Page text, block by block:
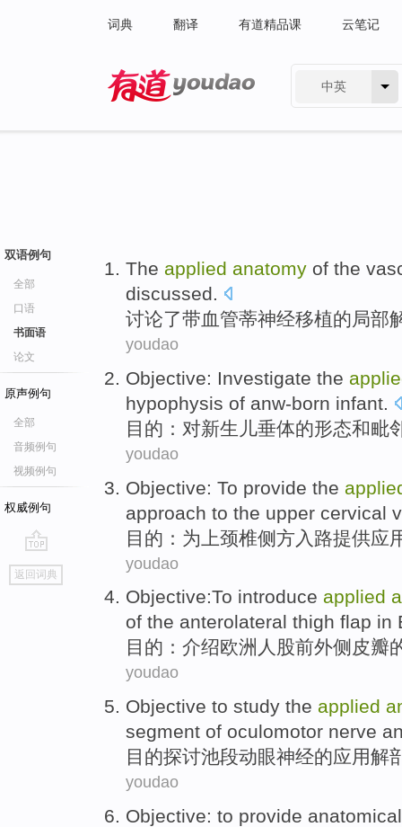
词典 翻译 有道精品课 云笔记
中英
双语例句
全部
口语
书面语
论文
原声例句
全部
音频例句
视频例句
权威例句
go
top
返回词典
The applied anatomy of the
discussed.
讨论了带血管蒂神经移植的局部
youdao
Objective: Investigate the
hypophysis of anw-born infant.
目的 ： 对新生儿垂体的形态和毗
youdao
Objective: To provide the
approach to the upper cervical
目的 ： 为 上颈椎侧方入路提供应
youdao
Objective:To introduce applied
of the anterolateral thigh flap in
目的 ： 介绍欧洲人股前外侧皮瓣
youdao
Objective to study the applied
segment of oculomotor nerve
目的探讨池段动眼神经的应用解
youdao
Objective: to provide anatomical